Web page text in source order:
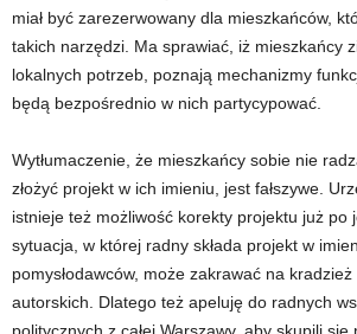
miał być zarezerwowany dla mieszkańców,
takich narzędzi. Ma sprawiać, iż mieszkańcy
lokalnych potrzeb, poznają mechanizmy
będą bezpośrednio w nich partycypować.
Wytłumaczenie, że mieszkańcy sobie nie
złożyć projekt w ich imieniu, jest fałszywe.
istnieje też możliwość korekty projektu już po
sytuacja, w której radny składa projekt w
pomysłodawców, może zakrawać na kradzież
autorskich. Dlatego też apeluję do radnych